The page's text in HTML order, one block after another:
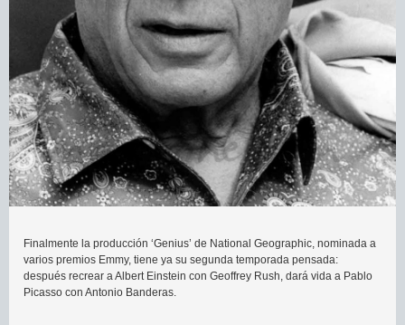
Finalmente la producción ‘Genius’ de National Geographic, nominada a
varios premios Emmy, tiene ya su segunda temporada pensada:
después recrear a Albert Einstein con Geoffrey Rush, dará vida a Pablo
Picasso con Antonio Banderas.